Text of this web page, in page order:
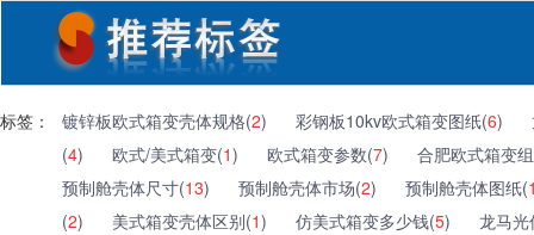
标签： 镀锌板欧式箱变壳体规格(2) 彩钢板10kv欧式箱变图纸(6)
(4) 欧式/美式箱变(1) 欧式箱变参数(7)
合肥欧式箱变
预制舱壳体尺寸(13) 预制舱壳体市场(2) 预制舱壳体图纸(
(2) 美式箱变壳体区别(1) 仿美式箱变多少钱(5)
龙马